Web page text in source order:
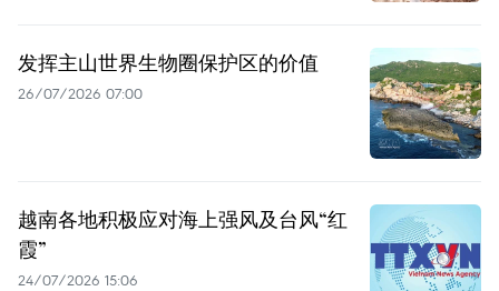
发挥主山世界生物圈保护区的价值
26/07/2026 07:00
越南各地积极应对海上强风及台风“红
霞”
24/07/2026 15:06